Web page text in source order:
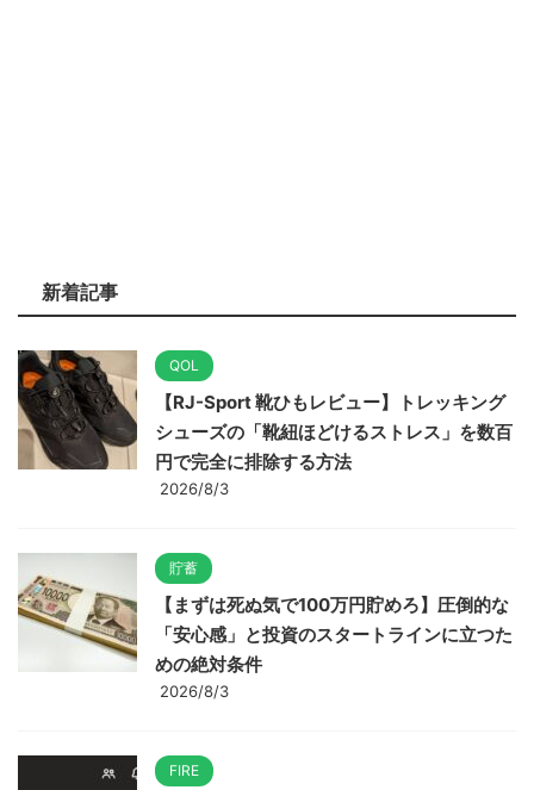
新着記事
QOL
【RJ-Sport 靴ひもレビュー】トレッキング
シューズの「靴紐ほどけるストレス」を数百
円で完全に排除する方法
2026/8/3
貯蓄
【まずは死ぬ気で100万円貯めろ】圧倒的な
「安心感」と投資のスタートラインに立つた
めの絶対条件
2026/8/3
FIRE